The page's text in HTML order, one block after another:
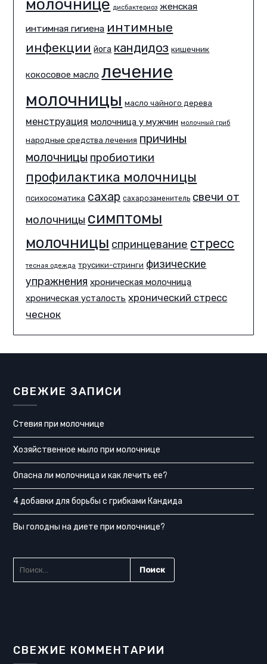
молочнице дисбактериоз женская
интимная гигиена интимные
инфекции йога кандидоз кишечник
кокосовое масло лечение
молочницы масло чайного дерева
менструация молочница у мужчин молочный гриб
народные средства лечения причины
молочницы пробиотики
профилактика молочницы
психосоматика сахар сахарозаменитель свечи от
молочницы симптомы
молочницы спринцевание стресс
тесная одежда трусики-стринги физические
упражнения хроническая молочница
хроническая усталость хронический стресс
чеснок
СВЕЖИЕ ЗАПИСИ
Стевия при молочнице
Хозяйственное мыло при молочнице
Опасна ли молочница и как лечить ее?
4 добавки для борьбы с грибками Кандида
Вы голодны на диете при молочнице?
СВЕЖИЕ КОММЕНТАРИИ